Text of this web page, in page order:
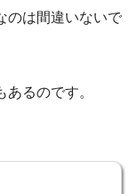
のは間違いないで
るのです。